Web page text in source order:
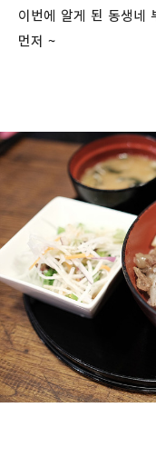
이번에 알게 된 동생네
먼저 ~